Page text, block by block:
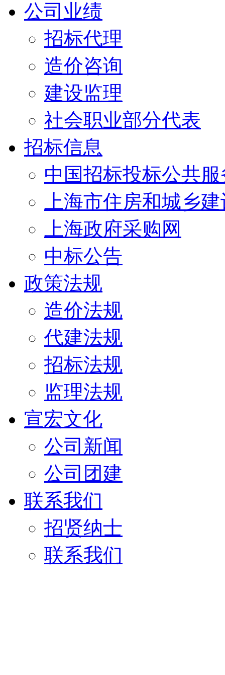
公司业绩
招标代理
造价咨询
建设监理
社会职业部分代表
招标信息
中国招标投标公共
上海市住房和城乡
上海政府采购网
中标公告
政策法规
造价法规
代建法规
招标法规
监理法规
宣宏文化
公司新闻
公司团建
联系我们
招贤纳士
联系我们